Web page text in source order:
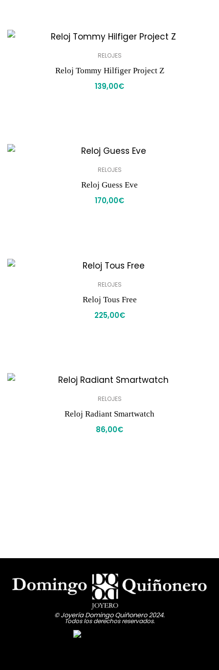
RELOJES
Reloj Tommy Hilfiger Project Z
139,00€
RELOJES
Reloj Guess Eve
170,00€
RELOJES
Reloj Tous Free
225,00€
RELOJES
Reloj Radiant Smartwatch
86,00€
© Joyería Domingo Quiñonero 2024.
Todos los derechos reservados.